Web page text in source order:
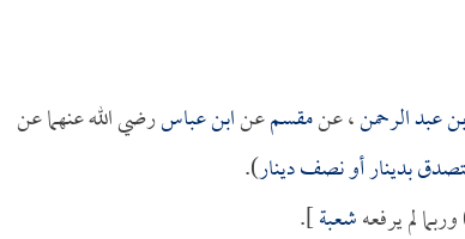
عبد الرحمن، عنمقسمعنابن عباسرضي الله عنهما عن
بدينار أو نصف دينار).
لم يرفعهشعبة].